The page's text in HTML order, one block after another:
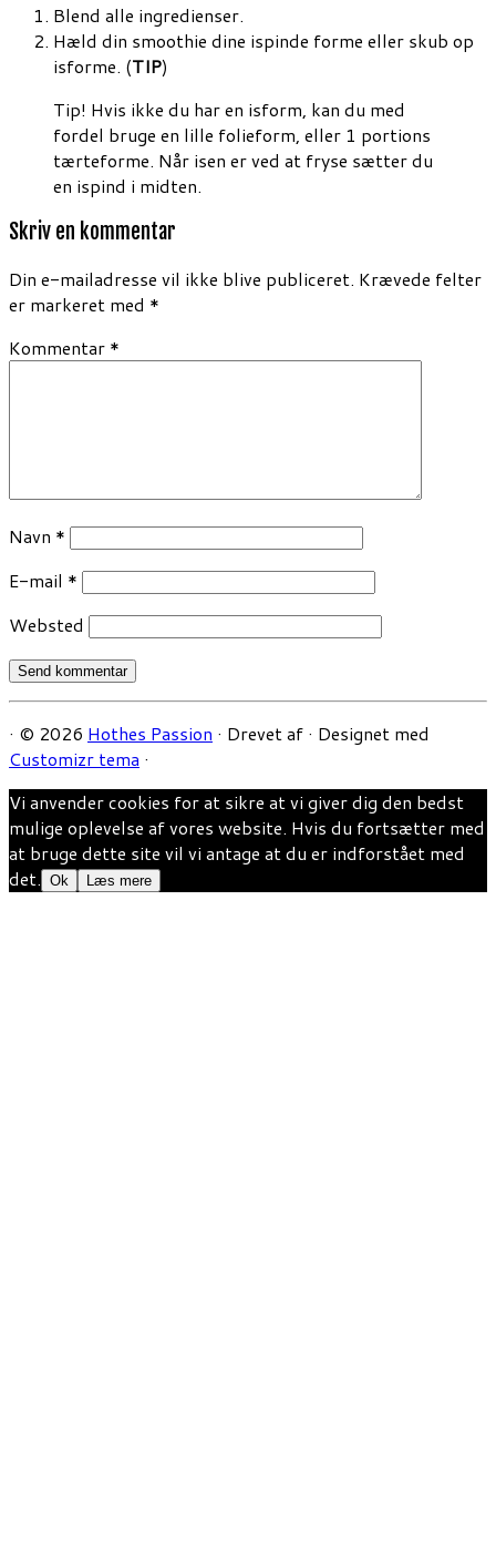
Blend alle ingredienser.
Hæld din smoothie dine ispinde forme eller skub op
isforme. (TIP)
Tip! Hvis ikke du har en isform, kan du med
fordel bruge en lille folieform, eller 1 portions
tærteforme. Når isen er ved at fryse sætter du
en ispind i midten.
Skriv en kommentar
Din e-mailadresse vil ikke blive publiceret. Krævede felter
er markeret med *
Kommentar *
Navn *
E-mail *
Websted
· © 2026 Hothes Passion · Drevet af · Designet med
Customizr tema ·
Vi anvender cookies for at sikre at vi giver dig den bedst
mulige oplevelse af vores website. Hvis du fortsætter med
at bruge dette site vil vi antage at du er indforstået med
det. Ok Læs mere